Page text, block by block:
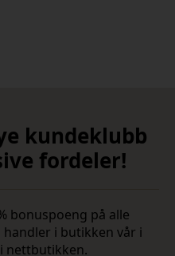
kundeklubb
fordeler!
bonuspoeng på alle
i butikken vår i
nettbutikken.